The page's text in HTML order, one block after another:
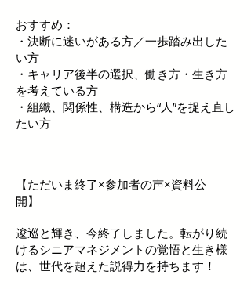
おすすめ：
・決断に迷いがある方／一歩踏み出した
い方
・キャリア後半の選択、働き方・生き方
を考えている方
・組織、関係性、構造から“人”を捉え直し
たい方
【ただいま終了×参加者の声×資料公
開】
逡巡と輝き、今終了しました。転がり続
けるシニアマネジメントの覚悟と生き様
は、世代を超えた説得力を持ちます！